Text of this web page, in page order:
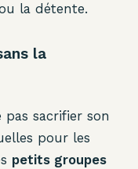
la détente.
la
sacrifier son
pour les
petits groupes